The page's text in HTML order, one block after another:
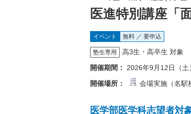
医進特別講座「
イベント 無料 ／ 要申込
塾生専用
高3生・高卒生 対象
開催期間：
2026年9月12日（土
開催場所：
会場実施（名駅
医学部医学科志望者対